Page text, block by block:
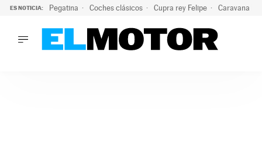
ES NOTICIA: Pegatina Coches clásicos Cupra rey Felipe Caravana